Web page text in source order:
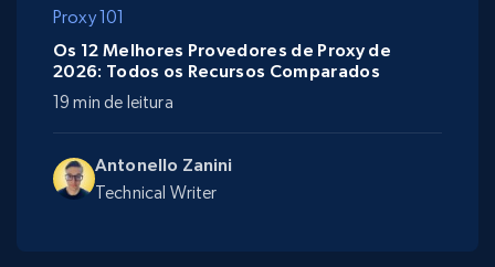
Proxy 101
Antonello Zanini
Technical Writer
Os 12 Melhores Provedores de Proxy de
2026: Todos os Recursos Comparados
19 min de leitura